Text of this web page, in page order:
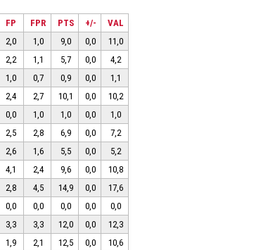
FP FPR PTS +/-
VAL
2,0 1,0 9,0 0,0
11,0
2,2 1,1 5,7 0,0
4,2
1,0 0,7 0,9 0,0
1,1
2,4 2,7 10,1 0,0
10,2
0,0 1,0 1,0 0,0
1,0
2,5 2,8 6,9 0,0
7,2
2,6 1,6 5,5 0,0
5,2
4,1 2,4 9,6 0,0
10,8
2,8 4,5 14,9 0,0
17,6
0,0 0,0 0,0 0,0
0,0
3,3 3,3 12,0 0,0
12,3
1,9 2,1 12,5 0,0
10,6